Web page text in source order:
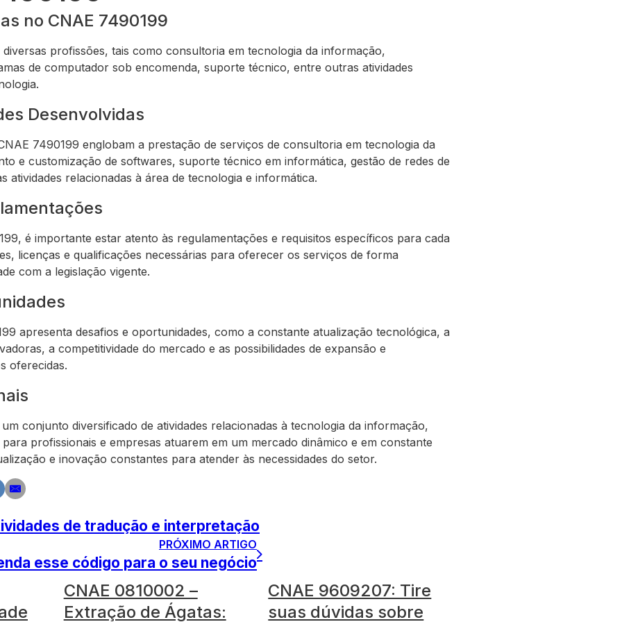
no CNAE 7490199
profissões, tais como consultoria em tecnologia da informação,
de computador sob encomenda, suporte técnico, entre outras atividades
Desenvolvidas
7490199 englobam a prestação de serviços de consultoria em tecnologia da
e customização de softwares, suporte técnico em informática, gestão de redes de
atividades relacionadas à área de tecnologia e informática.
é importante estar atento às regulamentações e requisitos específicos para cada
licenças e qualificações necessárias para oferecer os serviços de forma
com a legislação vigente.
apresenta desafios e oportunidades, como a constante atualização tecnológica, a
a competitividade do mercado e as possibilidades de expansão e
oferecidas.
conjunto diversificado de atividades relacionadas à tecnologia da informação,
profissionais e empresas atuarem em um mercado dinâmico e em constante
e inovação constantes para atender às necessidades do setor.
de tradução e interpretação
PRÓXIMO ARTIGO
esse código para o seu negócio
CNAE 0810002 –
Extração de Ágatas:
CNAE 9609207: Tire
suas dúvidas sobre